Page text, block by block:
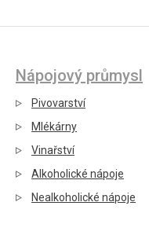
Nápojový průmysl
Pivovarství
Mlékárny
Vinařství
Alkoholické nápoje
Nealkoholické nápoje